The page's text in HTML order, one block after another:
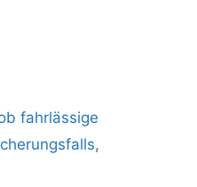
fahrlässige
,